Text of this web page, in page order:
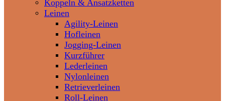
Koppeln & Ansatzketten
Leinen
Agility-Leinen
Hofleinen
Jogging-Leinen
Kurzführer
Lederleinen
Nylonleinen
Retrieverleinen
Roll-Leinen